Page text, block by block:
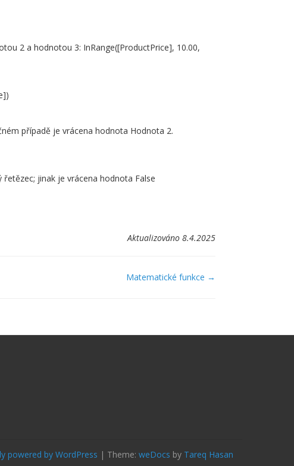
2 a hodnotou 3: InRange([ProductPrice], 10.00,
případě je vrácena hodnota Hodnota 2.
jinak je vrácena hodnota False
Aktualizováno 8.4.2025
Matematické funkce →
powered by WordPress | Theme: weDocs by Tareq Hasan